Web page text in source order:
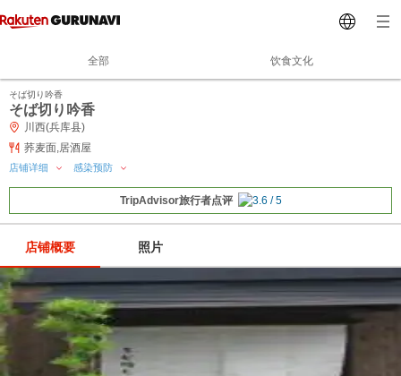
全部 饮食文化
そば切り吟香
そば切り吟香
川西(兵库县)
荞麦面,居酒屋
店铺详细 感染预防
TripAdvisor旅行者点评
店铺概要 照片